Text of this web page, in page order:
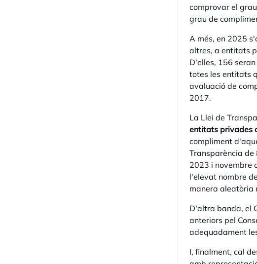
comprovar el
grau de
A més, en 2025
altres, a entitats
D'elles, 156
totes les entitats
avaluació de
2017.
La Llei de
entitats privades
compliment
Transparència
2023 i novembre
l'elevat nombre
manera aleatòria
D'altra banda, el
anteriors pel
adequadament
I, finalment, cal